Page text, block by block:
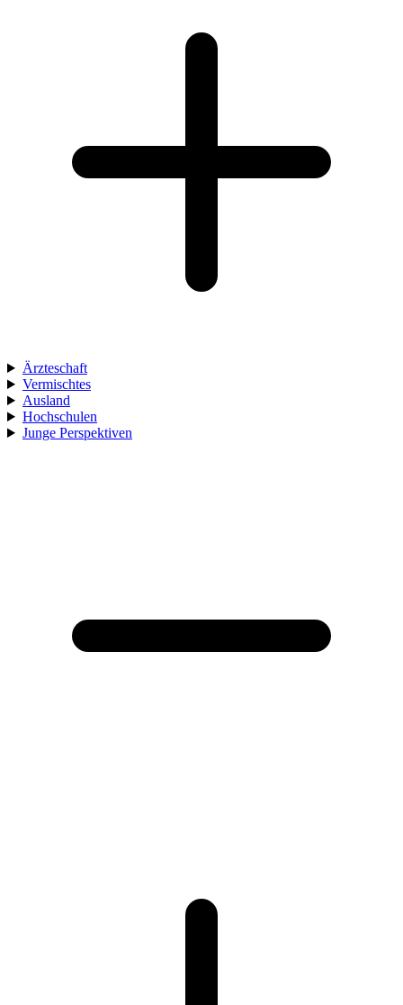
Ärzteschaft
Vermischtes
Ausland
Hochschulen
Junge Perspektiven